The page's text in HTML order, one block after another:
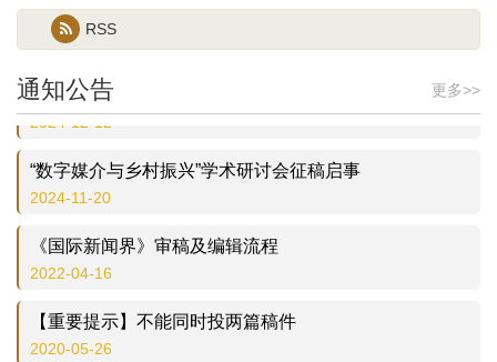
RSS
通知公告 更多>>
“数智时代的流动性与具身传播”学术研讨会征稿启事
2026-06-01
【重要通知】请使用2025年版投稿须知与格式规范
2024-12-12
“数字媒介与乡村振兴”学术研讨会征稿启事
2024-11-20
《国际新闻界》审稿及编辑流程
2022-04-16
【重要提示】不能同时投两篇稿件
2020-05-26